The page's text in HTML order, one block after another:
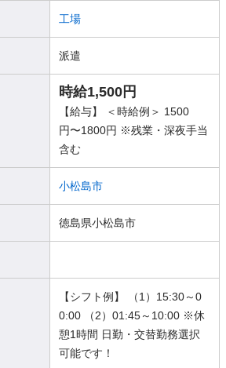
工場
派遣
時給1,500円
【給与】 ＜時給例＞ 1500
円〜1800円 ※残業・深夜手当
含む
小松島市
徳島県小松島市
【シフト例】 （1）15:30～0
0:00 （2）01:45～10:00 ※休
憩1時間 日勤・交替勤務選択
可能です！